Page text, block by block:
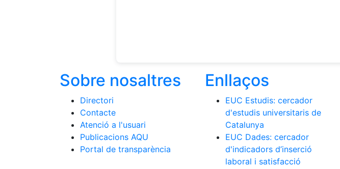
Sobre nosaltres
Directori
Contacte
Atenció a l'usuari
Publicacions AQU
Portal de transparència
Enllaços
EUC Estudis: cercador
d'estudis universitaris de
Catalunya
EUC Dades: cercador
d'indicadors d’inserció
laboral i satisfacció